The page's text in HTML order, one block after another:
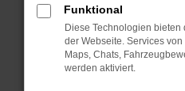
Starte dein Gerät
Das kann manchmal
Probleme zu beheben.
Funktional
Diese Technologien
der Webseite. Services
Maps, Chats,
werden aktiviert.